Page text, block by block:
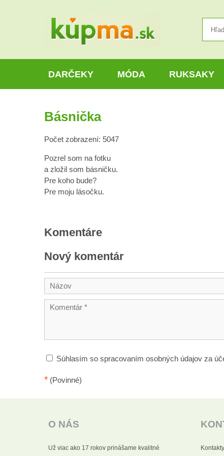
DARČEKY MÓDA RUKSAKY
Básnička
Počet zobrazení: 5047
Pozrel som na fotku
a zložil som básničku.
Pre koho bude?
Pre moju lásočku.
Komentáre
Nový komentár
Súhlasím so spracovaním osobných údajov za
* (Povinné)
O NÁS
Už viac ako 17 rokov prinášame kvalitné Kontakty